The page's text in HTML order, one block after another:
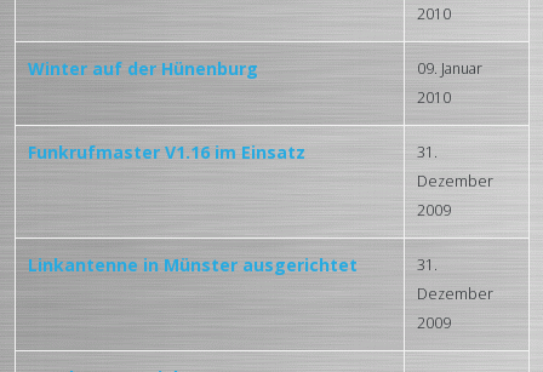
2010
Winter auf der Hünenburg
09. Januar
2010
Funkrufmaster V1.16 im Einsatz
31.
Dezember
2009
Linkantenne in Münster ausgerichtet
31.
Dezember
2009